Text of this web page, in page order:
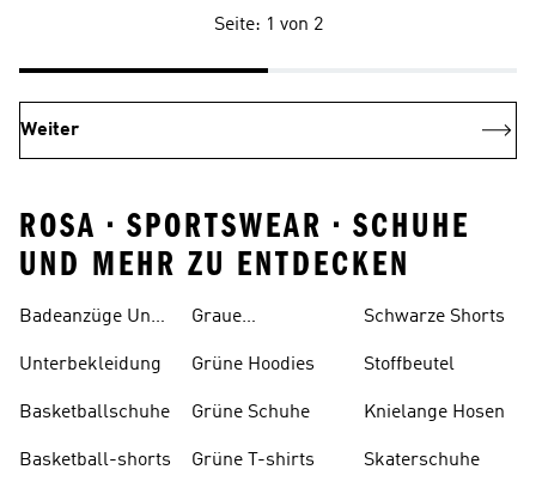
Seite: 1 von 2
Weiter
ROSA • SPORTSWEAR • SCHUHE
UND MEHR ZU ENTDECKEN
Badeanzüge Und
Unterbekleidung
Basketballschuhe
Basketball-shorts
Graue
Grüne Hoodies
Grüne Schuhe
Grüne T-shirts
Schwarze Shorts
Stoffbeutel
Knielange Hosen
Skaterschuhe